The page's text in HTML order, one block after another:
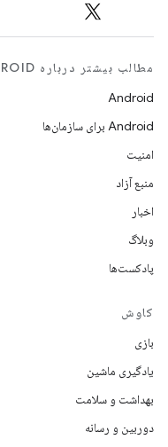
مطالب بیشتر درباره ANDROID
Android
Android برای سازمان‌ها
امنیت
منبع آزاد
اخبار
وبلاگ
پادکست‌ها
کاوش
بازی
یادگیری ماشین
بهداشت و سلامت
دوربین و رسانه